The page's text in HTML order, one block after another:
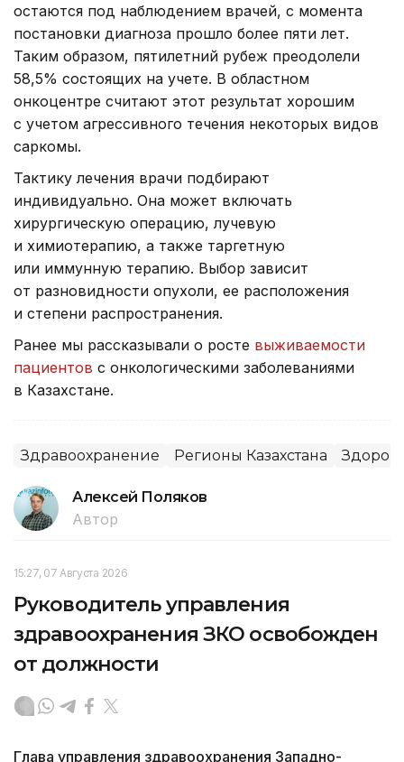
остаются под наблюдением врачей, с момента
постановки диагноза прошло более пяти лет.
Таким образом, пятилетний рубеж преодолели
58,5% состоящих на учете. В областном
онкоцентре считают этот результат хорошим
с учетом агрессивного течения некоторых видов
саркомы.
Тактику лечения врачи подбирают
индивидуально. Она может включать
хирургическую операцию, лучевую
и химиотерапию, а также таргетную
или иммунную терапию. Выбор зависит
от разновидности опухоли, ее расположения
и степени распространения.
Ранее мы рассказывали о росте выживаемости
пациентов с онкологическими заболеваниями
в Казахстане.
Здравоохранение Регионы Казахстана
Алексей Поляков
Автор
15:27, 07 Августа 2026
Руководитель управления
здравоохранения ЗКО освобожден
от должности
Глава управления здравоохранения Западно-